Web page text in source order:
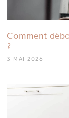
Comment
?
3 MAI 2026